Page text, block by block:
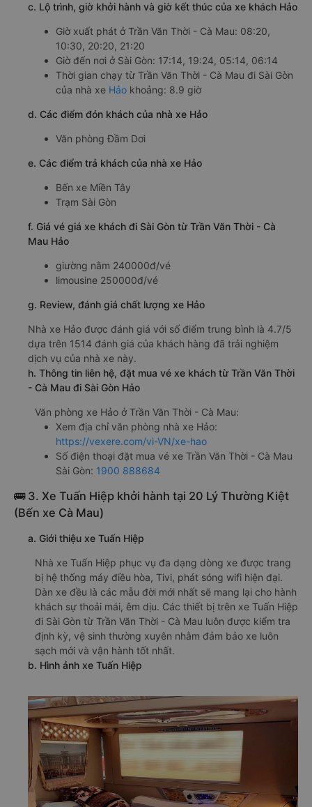
c. Lộ trình, giờ khởi hành và giờ kết thúc của xe khách Hảo
Giờ xuất phát ở Trần Văn Thời - Cà Mau: 08:20,
10:30, 20:20, 21:20
Giờ đến nơi ở Sài Gòn: 17:14, 19:24, 05:14, 06:14
Thời gian chạy từ Trần Văn Thời - Cà Mau đi Sài Gòn
của nhà xe Hảo khoảng: 8.9 giờ
d. Các điểm đón khách của nhà xe Hảo
Văn phòng Đầm Dơi
e. Các điểm trả khách của nhà xe Hảo
Bến xe Miền Tây
Trạm Sài Gòn
f. Giá vé giá xe khách đi Sài Gòn từ Trần Văn Thời - Cà
Mau Hảo
giường nằm 240000đ/vé
limousine 250000đ/vé
g. Review, đánh giá chất lượng xe Hảo
Nhà xe Hảo được đánh giá với số điểm trung bình là 4.7/5
dựa trên 1514 đánh giá của khách hàng đã trải nghiệm
dịch vụ của nhà xe này.
h. Thông tin liên hệ, đặt mua vé xe khách từ Trần Văn Thời
- Cà Mau đi Sài Gòn Hảo
Văn phòng xe Hảo ở Trần Văn Thời - Cà Mau:
Xem địa chỉ văn phòng nhà xe Hảo:
https://vexere.com/vi-VN/xe-hao
Số điện thoại đặt mua vé xe Trần Văn Thời - Cà Mau
Sài Gòn: 1900 888684
🚌 3. Xe Tuấn Hiệp khởi hành tại 20 Lý Thường Kiệt
(Bến xe Cà Mau)
a. Giới thiệu xe Tuấn Hiệp
Nhà xe Tuấn Hiệp phục vụ đa dạng dòng xe được trang
bị hệ thống máy điều hòa, Tivi, phát sóng wifi hiện đại.
Dàn xe đều là các mẫu đời mới nhất sẽ mang lại cho hành
khách sự thoải mái, êm dịu. Các thiết bị trên xe Tuấn Hiệp
đi Sài Gòn từ Trần Văn Thời - Cà Mau luôn được kiểm tra
định kỳ, vệ sinh thường xuyên nhằm đảm bảo xe luôn
sạch mới và vận hành tốt nhất.
b. Hình ảnh xe Tuấn Hiệp